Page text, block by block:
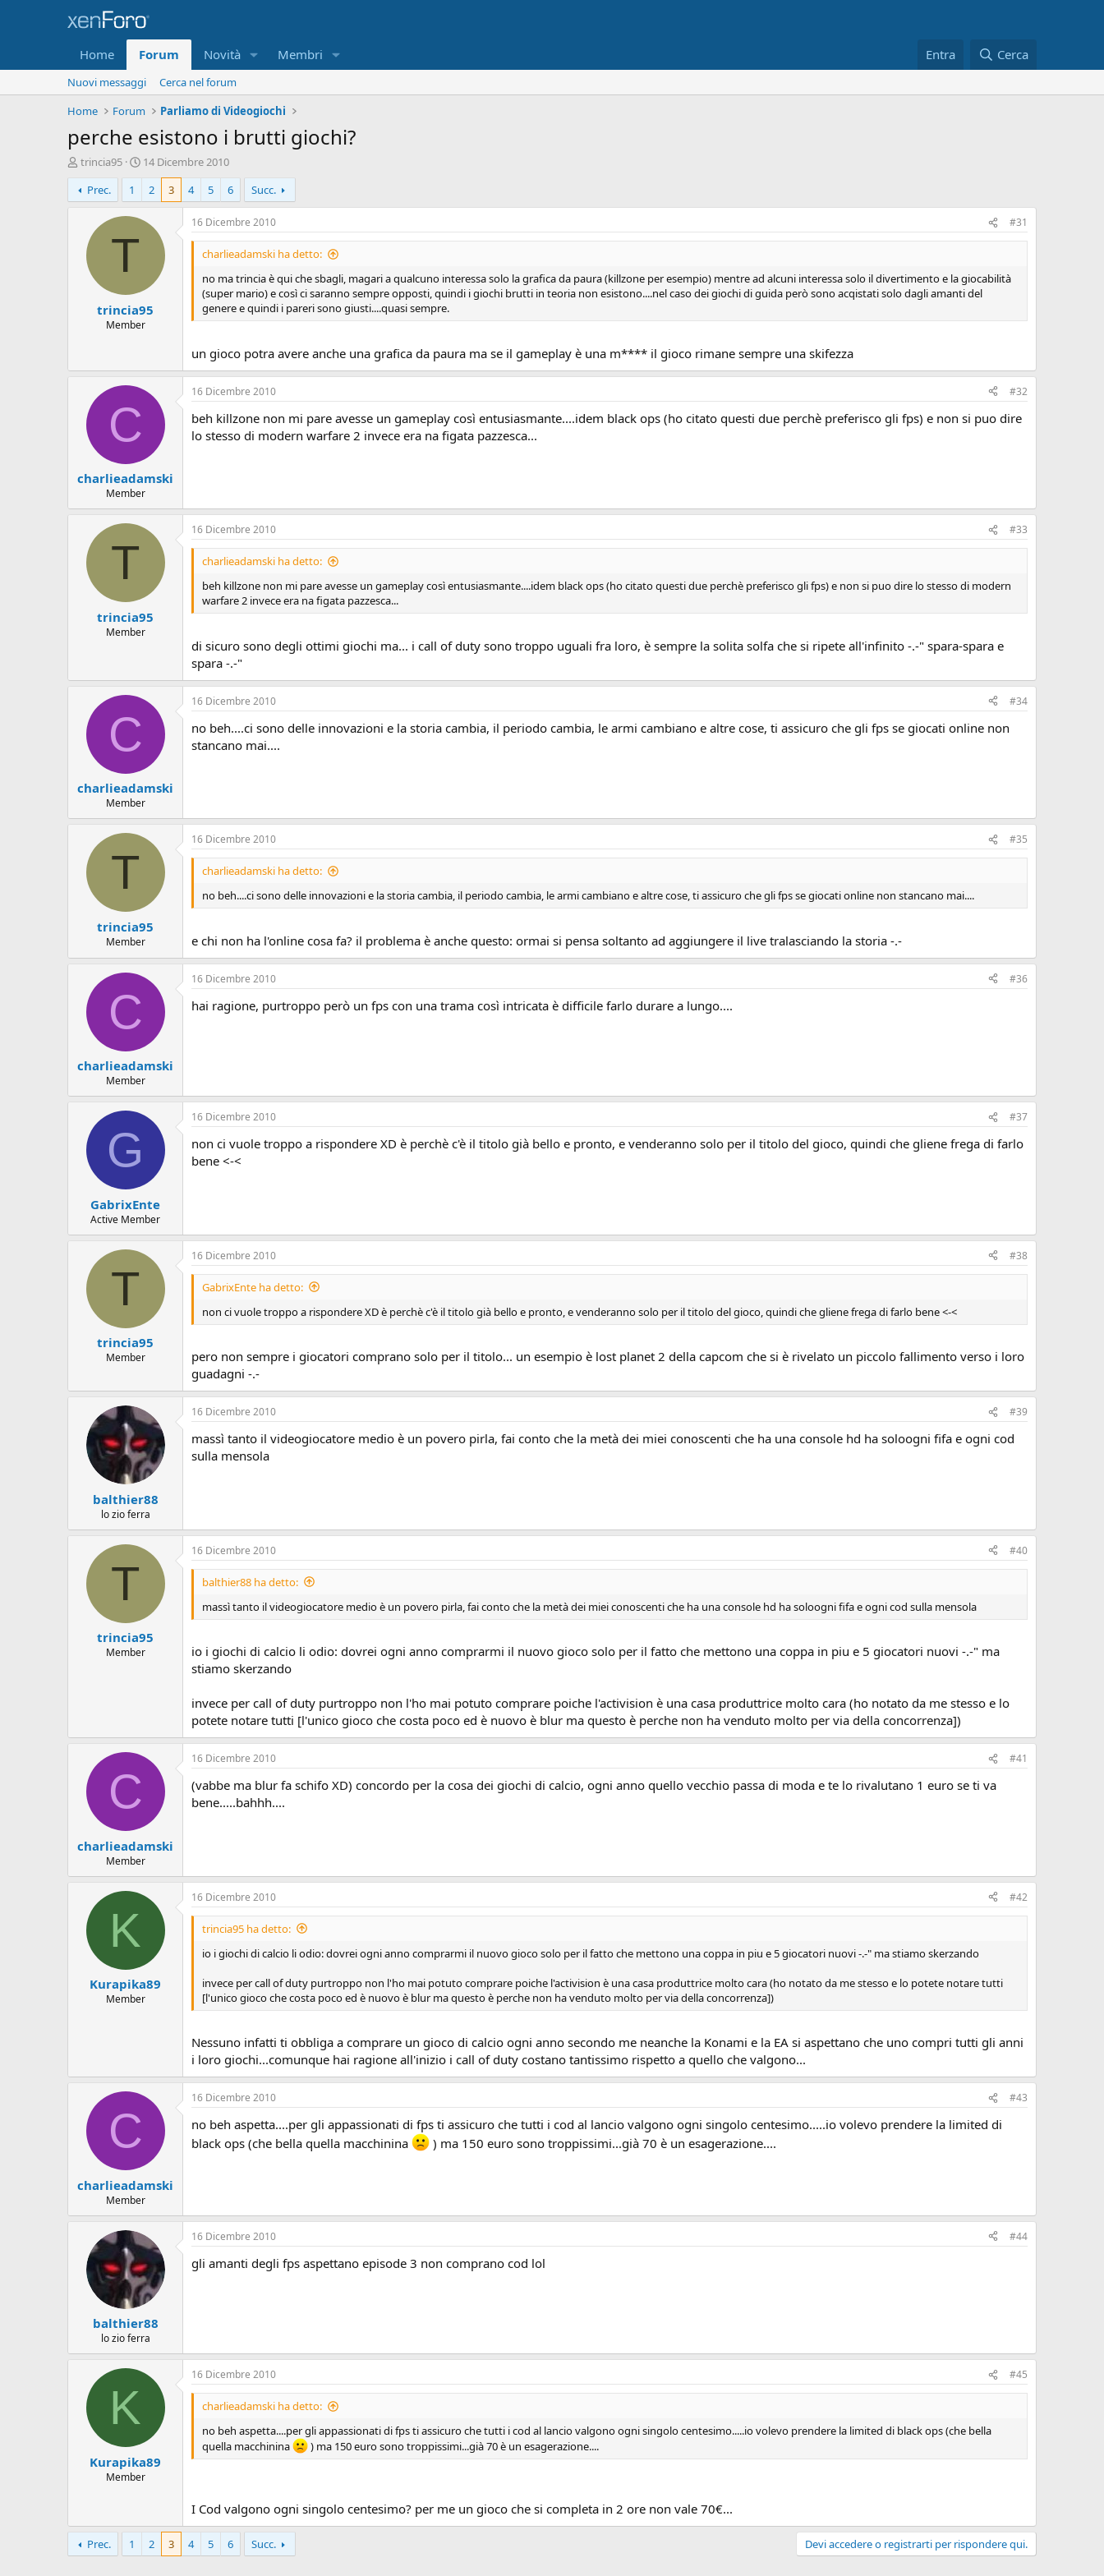
Home Forum Novità Membri Entra Cerca
Nuovi messaggi
Cerca nel forum
Home
Forum Parliamo di Videogiochi
perche esistono i brutti giochi?
A
u
t
o
D
o
trincia95
D
a
a
d
z
i
o
14 Dicembre 2010
Prec.
1 2 3 4 5 6 Succ.
T
trincia95
Member
16 Dicembre 2010 #31
charlieadamski ha detto:
no ma trincia è qui che sbagli, magari a qualcuno interessa solo la grafica da paura (killzone per esempio) mentre ad alcuni interessa solo il divertimento e la giocabilità
(super mario) e così ci saranno sempre opposti, quindi i giochi brutti in teoria non esistono....nel caso dei giochi di guida però sono acqistati solo dagli amanti del
genere e quindi i pareri sono giusti....quasi sempre.
un gioco potra avere anche una grafica da paura ma se il gameplay è una m**** il gioco rimane sempre una skifezza
C
charlieadamski
Member
16 Dicembre 2010 #32
beh killzone non mi pare avesse un gameplay così entusiasmante....idem black ops (ho citato questi due perchè preferisco gli fps) e non si puo dire
lo stesso di modern warfare 2 invece era na figata pazzesca...
T
trincia95
Member
16 Dicembre 2010 #33
charlieadamski ha detto:
beh killzone non mi pare avesse un gameplay così entusiasmante....idem black ops (ho citato questi due perchè preferisco gli fps) e non si puo dire lo stesso di modern
warfare 2 invece era na figata pazzesca...
di sicuro sono degli ottimi giochi ma... i call of duty sono troppo uguali fra loro, è sempre la solita solfa che si ripete all'infinito -.-" spara-spara e
spara -.-"
C
charlieadamski
Member
16 Dicembre 2010 #34
no beh....ci sono delle innovazioni e la storia cambia, il periodo cambia, le armi cambiano e altre cose, ti assicuro che gli fps se giocati online non
stancano mai....
T
trincia95
Member
16 Dicembre 2010 #35
charlieadamski ha detto:
no beh....ci sono delle innovazioni e la storia cambia, il periodo cambia, le armi cambiano e altre cose, ti assicuro che gli fps se giocati online non stancano mai....
e chi non ha l'online cosa fa? il problema è anche questo: ormai si pensa soltanto ad aggiungere il live tralasciando la storia -.-
C
charlieadamski
Member
16 Dicembre 2010 #36
hai ragione, purtroppo però un fps con una trama così intricata è difficile farlo durare a lungo....
G
GabrixEnte
Active Member
16 Dicembre 2010 #37
non ci vuole troppo a rispondere XD è perchè c'è il titolo già bello e pronto, e venderanno solo per il titolo del gioco, quindi che gliene frega di farlo
bene <-<
T
trincia95
Member
16 Dicembre 2010 #38
GabrixEnte ha detto:
non ci vuole troppo a rispondere XD è perchè c'è il titolo già bello e pronto, e venderanno solo per il titolo del gioco, quindi che gliene frega di farlo bene <-<
pero non sempre i giocatori comprano solo per il titolo... un esempio è lost planet 2 della capcom che si è rivelato un piccolo fallimento verso i loro
guadagni -.-
balthier88
lo zio ferra
16 Dicembre 2010 #39
massì tanto il videogiocatore medio è un povero pirla, fai conto che la metà dei miei conoscenti che ha una console hd ha soloogni fifa e ogni cod
sulla mensola
T
trincia95
Member
16 Dicembre 2010 #40
balthier88 ha detto:
massì tanto il videogiocatore medio è un povero pirla, fai conto che la metà dei miei conoscenti che ha una console hd ha soloogni fifa e ogni cod sulla mensola
io i giochi di calcio li odio: dovrei ogni anno comprarmi il nuovo gioco solo per il fatto che mettono una coppa in piu e 5 giocatori nuovi -.-" ma
stiamo skerzando
invece per call of duty purtroppo non l'ho mai potuto comprare poiche l'activision è una casa produttrice molto cara (ho notato da me stesso e lo
potete notare tutti [l'unico gioco che costa poco ed è nuovo è blur ma questo è perche non ha venduto molto per via della concorrenza])
C
charlieadamski
Member
16 Dicembre 2010 #41
(vabbe ma blur fa schifo XD) concordo per la cosa dei giochi di calcio, ogni anno quello vecchio passa di moda e te lo rivalutano 1 euro se ti va
bene.....bahhh....
K
Kurapika89
Member
16 Dicembre 2010 #42
trincia95 ha detto:
io i giochi di calcio li odio: dovrei ogni anno comprarmi il nuovo gioco solo per il fatto che mettono una coppa in piu e 5 giocatori nuovi -.-" ma stiamo skerzando
invece per call of duty purtroppo non l'ho mai potuto comprare poiche l'activision è una casa produttrice molto cara (ho notato da me stesso e lo potete notare tutti
[l'unico gioco che costa poco ed è nuovo è blur ma questo è perche non ha venduto molto per via della concorrenza])
Nessuno infatti ti obbliga a comprare un gioco di calcio ogni anno secondo me neanche la Konami e la EA si aspettano che uno compri tutti gli anni
i loro giochi...comunque hai ragione all'inizio i call of duty costano tantissimo rispetto a quello che valgono...
C
charlieadamski
Member
16 Dicembre 2010 #43
no beh aspetta....per gli appassionati di fps ti assicuro che tutti i cod al lancio valgono ogni singolo centesimo.....io volevo prendere la limited di
black ops (che bella quella macchinina
) ma 150 euro sono troppissimi...già 70 è un esagerazione....
balthier88
lo zio ferra
16 Dicembre 2010 #44
gli amanti degli fps aspettano episode 3 non comprano cod lol
K
Kurapika89
Member
16 Dicembre 2010 #45
charlieadamski ha detto:
no beh aspetta....per gli appassionati di fps ti assicuro che tutti i cod al lancio valgono ogni singolo centesimo.....io volevo prendere la limited di black ops (che bella
quella macchinina
) ma 150 euro sono troppissimi...già 70 è un esagerazione....
I Cod valgono ogni singolo centesimo? per me un gioco che si completa in 2 ore non vale 70€...
Prec. 1 2 3 4 5 6 Succ. Devi accedere o registrarti per rispondere qui.